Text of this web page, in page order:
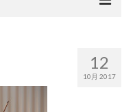
12
10月 2017